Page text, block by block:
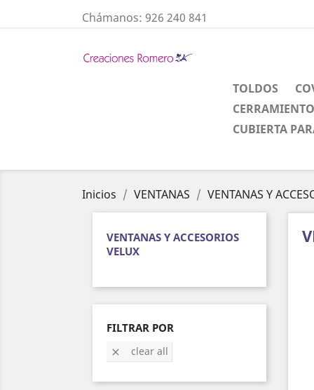
Chámanos: 926 240 841
TOLDOS
CUBIERTA
Inicios VENTANAS VENTANAS Y
VENTANAS Y ACCESORIOS
VELUX
FILTRAR POR
 clear all